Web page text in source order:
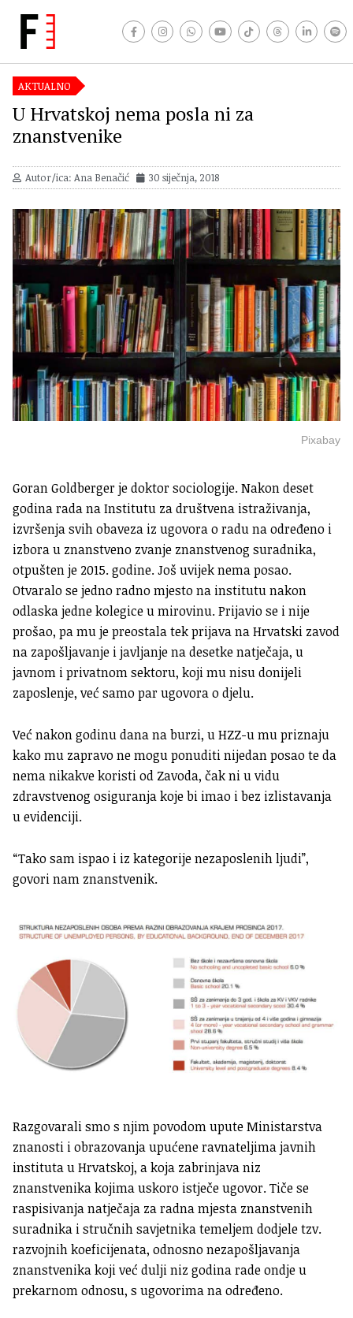
AKTUALNO
U Hrvatskoj nema posla ni za
znanstvenike
Autor/ica: Ana Benačić 30 siječnja, 2018
Pixabay
Goran Goldberger je doktor sociologije. Nakon deset
godina rada na Institutu za društvena istraživanja,
izvršenja svih obaveza iz ugovora o radu na određeno i
izbora u znanstveno zvanje znanstvenog suradnika,
otpušten je 2015. godine. Još uvijek nema posao.
Otvaralo se jedno radno mjesto na institutu nakon
odlaska jedne kolegice u mirovinu. Prijavio se i nije
prošao, pa mu je preostala tek prijava na Hrvatski zavod
na zapošljavanje i javljanje na desetke natječaja, u
javnom i privatnom sektoru, koji mu nisu donijeli
zaposlenje, već samo par ugovora o djelu.
Već nakon godinu dana na burzi, u HZZ-u mu priznaju
kako mu zapravo ne mogu ponuditi nijedan posao te da
nema nikakve koristi od Zavoda, čak ni u vidu
zdravstvenog osiguranja koje bi imao i bez izlistavanja
u evidenciji.
“Tako sam ispao i iz kategorije nezaposlenih ljudi”,
govori nam znanstvenik.
Razgovarali smo s njim povodom upute Ministarstva
znanosti i obrazovanja upućene ravnateljima javnih
instituta u Hrvatskoj, a koja zabrinjava niz
znanstvenika kojima uskoro istječe ugovor. Tiče se
raspisivanja natječaja za radna mjesta znanstvenih
suradnika i stručnih savjetnika temeljem dodjele tzv.
razvojnih koeficijenata, odnosno nezapošljavanja
znanstvenika koji već dulji niz godina rade ondje u
prekarnom odnosu, s ugovorima na određeno.